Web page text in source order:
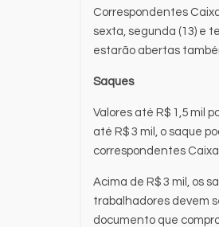
Correspondentes
sexta, segunda (13) e
estarão abertas
Saques
Valores até R$ 1,5 mil
até R$ 3 mil, o saque
correspondentes
Acima de R$ 3 mil, os
trabalhadores devem
documento que